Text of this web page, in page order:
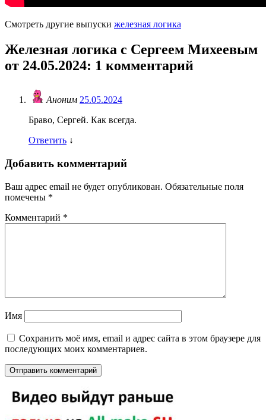
Смотреть другие выпуски железная логика
Железная логика с Сергеем Михеевым
от 24.05.2024: 1 комментарий
Аноним 25.05.2024
Браво, Сергей. Как всегда.
Ответить ↓
Добавить комментарий
Ваш адрес email не будет опубликован. Обязательные поля
помечены *
Комментарий *
Имя
Сохранить моё имя, email и адрес сайта в этом браузере для
последующих моих комментариев.